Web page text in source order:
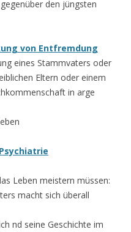
den jüngsten
von Entfremdung
eines Stammvaters oder
Eltern oder einem
in arge
Leben meistern müssen:
macht sich überall
nd seine Geschichte im